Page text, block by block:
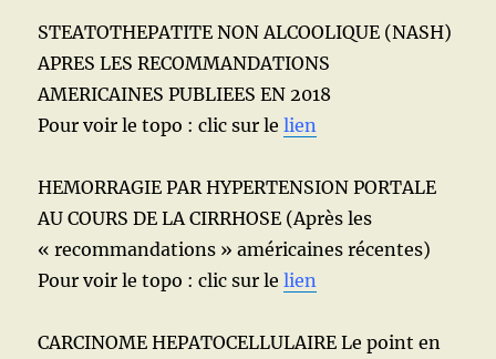
STEATOTHEPATITE NON ALCOOLIQUE (NASH)
APRES LES RECOMMANDATIONS
AMERICAINES PUBLIEES EN 2018
Pour voir le topo : clic sur lelien
HEMORRAGIE PAR HYPERTENSION PORTALE
AU COURS DE LA CIRRHOSE (Après les
« recommandations » américaines récentes)
Pour voir le topo : clic sur lelien
CARCINOME HEPATOCELLULAIRE Le point en